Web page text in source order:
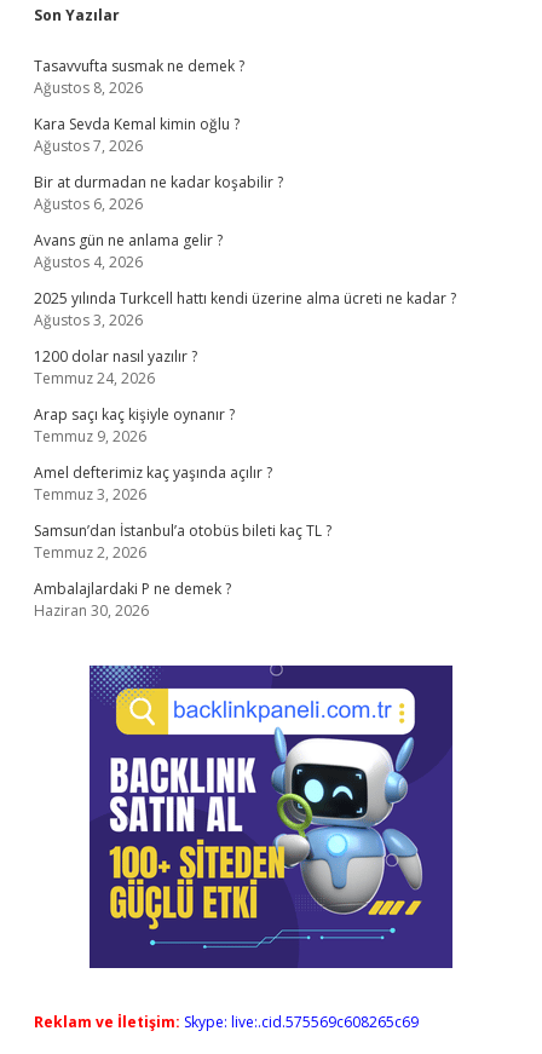
Sidebar
Son Yazılar
Tasavvufta susmak ne demek ?
Ağustos 8, 2026
Kara Sevda Kemal kimin oğlu ?
Ağustos 7, 2026
Bir at durmadan ne kadar koşabilir ?
Ağustos 6, 2026
Avans gün ne anlama gelir ?
Ağustos 4, 2026
2025 yılında Turkcell hattı kendi üzerine alma ücreti ne kadar ?
Ağustos 3, 2026
1200 dolar nasıl yazılır ?
Temmuz 24, 2026
Arap saçı kaç kişiyle oynanır ?
Temmuz 9, 2026
Amel defterimiz kaç yaşında açılır ?
Temmuz 3, 2026
Samsun’dan İstanbul’a otobüs bileti kaç TL ?
Temmuz 2, 2026
Ambalajlardaki P ne demek ?
Haziran 30, 2026
Reklam ve İletişim: Skype: live:.cid.575569c608265c69